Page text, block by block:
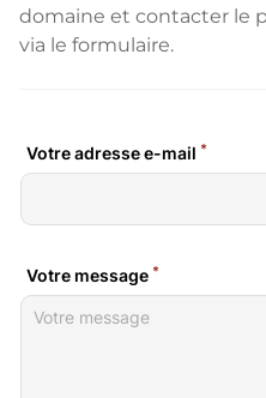
domaine et contacter le
via le formulaire.